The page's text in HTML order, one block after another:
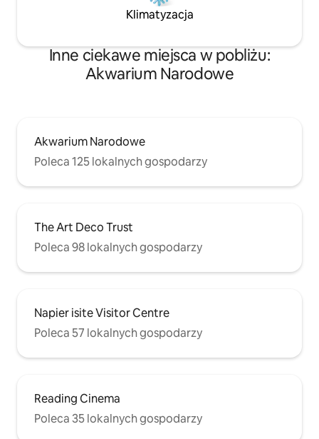
Klimatyzacja
Inne ciekawe miejsca w pobliżu:
Akwarium Narodowe
Akwarium Narodowe
Poleca 125 lokalnych gospodarzy
The Art Deco Trust
Poleca 98 lokalnych gospodarzy
Napier isite Visitor Centre
Poleca 57 lokalnych gospodarzy
Reading Cinema
Poleca 35 lokalnych gospodarzy